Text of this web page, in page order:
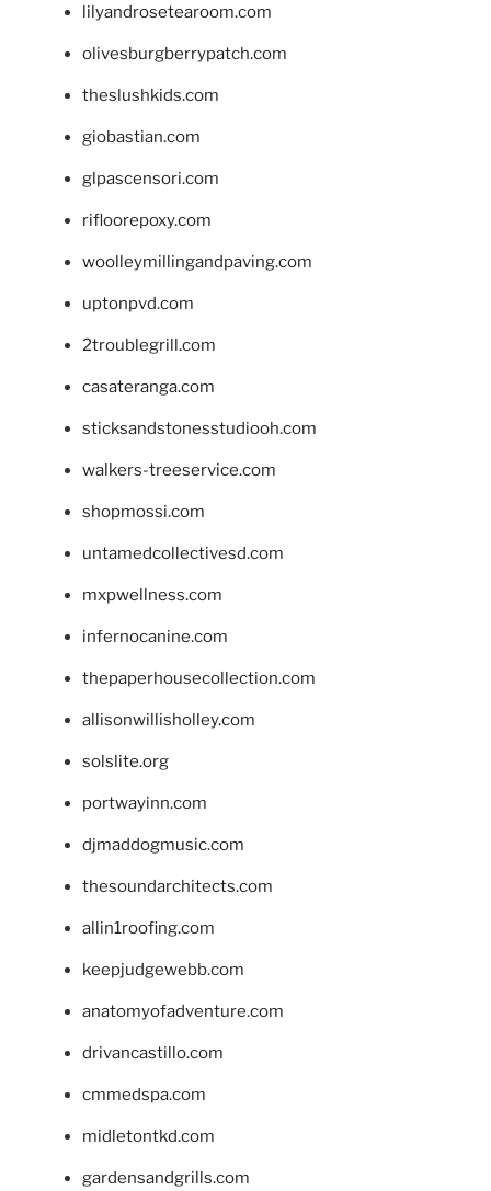
lilyandrosetearoom.com
olivesburgberrypatch.com
theslushkids.com
giobastian.com
glpascensori.com
rifloorepoxy.com
woolleymillingandpaving.com
uptonpvd.com
2troublegrill.com
casateranga.com
sticksandstonesstudiooh.com
walkers-treeservice.com
shopmossi.com
untamedcollectivesd.com
mxpwellness.com
infernocanine.com
thepaperhousecollection.com
allisonwillisholley.com
solslite.org
portwayinn.com
djmaddogmusic.com
thesoundarchitects.com
allin1roofing.com
keepjudgewebb.com
anatomyofadventure.com
drivancastillo.com
cmmedspa.com
midletontkd.com
gardensandgrills.com